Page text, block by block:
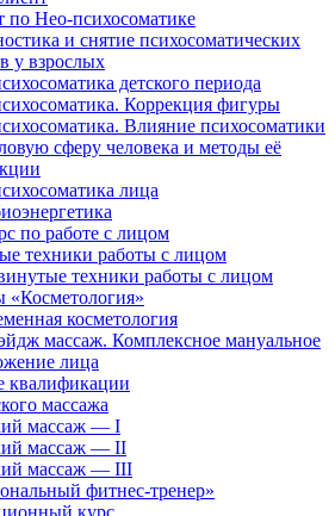
по Нео-психосоматике
и снятие психосоматических
у взрослых
детского периода
Коррекция фигуры
Влияние психосоматики
сферу человека и методы её
лица
по работе с лицом
техники работы с лицом
техники работы с лицом
«Косметология»
косметология
массаж. Комплексное мануальное
лица
массажа
массаж — I
массаж — II
массаж — III
фитнес-тренер»
курс